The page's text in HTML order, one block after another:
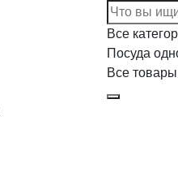
Все
Посуда
Все товары